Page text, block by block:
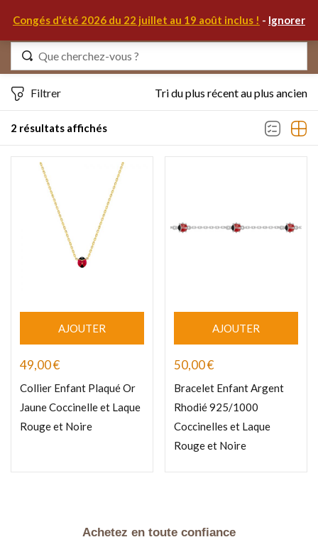
Congés d'été 2026 du 22 juillet au 19 août inclus ! - Ignorer
2 résultats affichés
Filtrer Tri du plus récent au plus ancien
AJOUTER
49,00€
Collier Enfant Plaqué Or
Jaune Coccinelle et Laque
Rouge et Noire
AJOUTER
50,00€
Bracelet Enfant Argent
Rhodié 925/1000
Coccinelles et Laque
Rouge et Noire
Achetez en toute confiance
Identifiez-vous
Se souvenir de moi